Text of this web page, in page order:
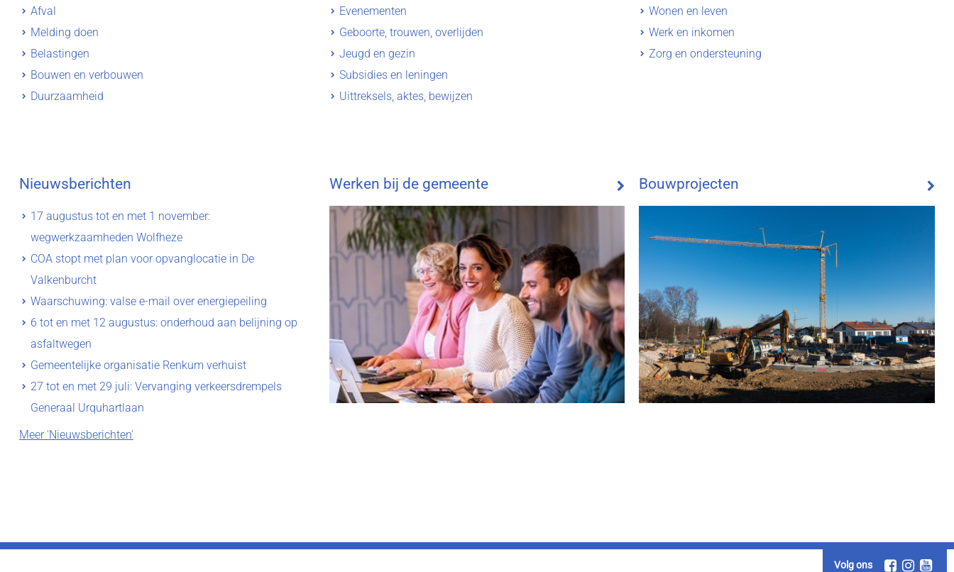
Afval
Melding doen
Belastingen
Bouwen en verbouwen
Duurzaamheid
Evenementen
Geboorte, trouwen, overlijden
Jeugd en gezin
Subsidies en leningen
Uittreksels, aktes, bewijzen
Wonen en leven
Werk en inkomen
Zorg en ondersteuning
Nieuwsberichten
17 augustus tot en met 1 november:
wegwerkzaamheden Wolfheze
COA stopt met plan voor opvanglocatie in De
Valkenburcht
Waarschuwing: valse e-mail over energiepeiling
6 tot en met 12 augustus: onderhoud aan belijning op
asfaltwegen
Gemeentelijke organisatie Renkum verhuist
27 tot en met 29 juli: Vervanging verkeersdrempels
Generaal Urquhartlaan
Meer 'Nieuwsberichten'
Werken bij de gemeente Bouwprojecten
Volg ons